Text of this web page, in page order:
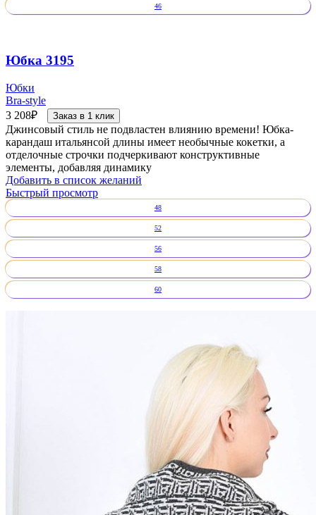
46
Юбка 3195
Юбки
Bra-style
3 208₽ Заказ в 1 клик
Джинсовый стиль не подвластен влиянию времени! Юбка-
карандаш итальянсой длины имеет необычные кокетки, а
отделочные строчки подчеркивают конструктивные
элементы, добавляя динамику
Добавить в список желаний
Быстрый просмотр
48
52
56
58
60